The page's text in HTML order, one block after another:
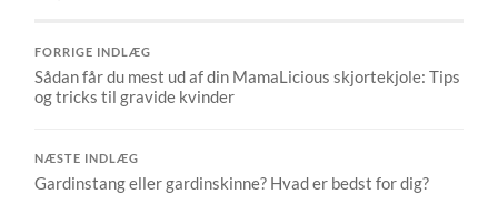
FORRIGE INDLÆG
Sådan får du mest ud af din MamaLicious skjortekjole: Tips
og tricks til gravide kvinder
NÆSTE INDLÆG
Gardinstang eller gardinskinne? Hvad er bedst for dig?